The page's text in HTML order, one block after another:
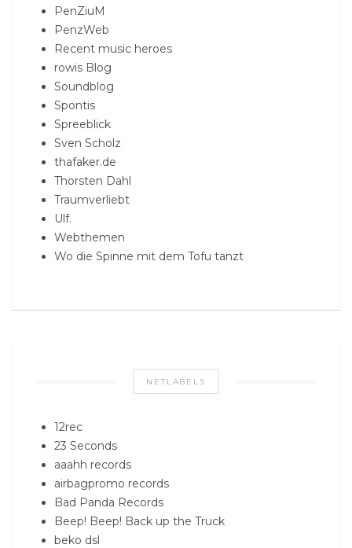
PenZiuM
PenzWeb
Recent music heroes
rowis Blog
Soundblog
Spontis
Spreeblick
Sven Scholz
thafaker.de
Thorsten Dahl
Traumverliebt
Ulf.
Webthemen
Wo die Spinne mit dem Tofu tanzt
NETLABELS
12rec
23 Seconds
aaahh records
airbagpromo records
Bad Panda Records
Beep! Beep! Back up the Truck
beko dsl